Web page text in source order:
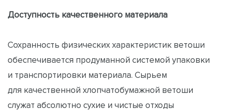
Доступность качественного материала
Сохранность физических характеристик ветоши
обеспечивается продуманной системой упаковки
и транспортировки материала. Сырьем
для качественной хлопчатобумажной ветоши
служат абсолютно сухие и чистые отходы